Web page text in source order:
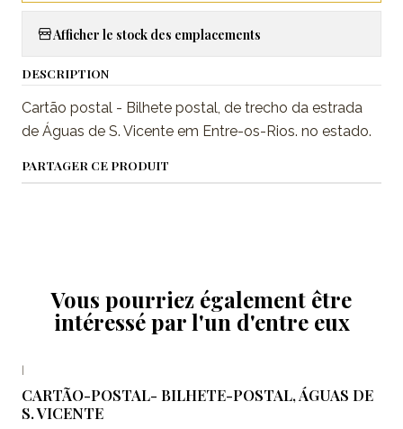
Afficher le stock des emplacements
DESCRIPTION
Cartão postal - Bilhete postal, de trecho da estrada
de Águas de S. Vicente em Entre-os-Rios. no estado.
PARTAGER CE PRODUIT
Vous pourriez également être
intéressé par l'un d'entre eux
CARTÃO-POSTAL- BILHETE-POSTAL, ÁGUAS DE
S. VICENTE